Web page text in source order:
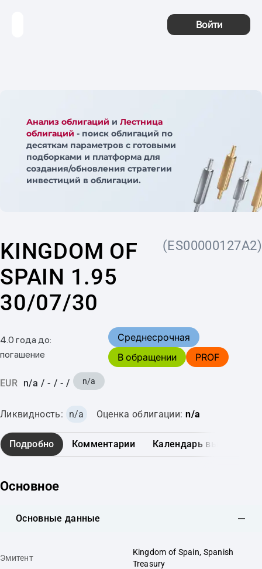
Войти
Анализ облигаций и Лестница
облигаций - поиск облигаций по
десяткам параметров с готовыми
подборками и платформа для
создания/обновления стратегии
инвестиций в облигации.
KINGDOM OF
SPAIN 1.95
30/07/30
(ES00000127A2)
4.0 года до:
погашение
Среднесрочная
В обращении
PROF
EUR n/a / - / - / n/a
Ликвидность: n/a Оценка облигации: n/a
Подробно Комментарии Календарь выплат
Основное
Основные данные
Эмитент
Kingdom of Spain, Spanish
Treasury